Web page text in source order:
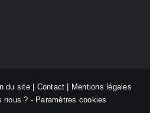
du site| Contact
Mentions légales
nous ? - Paramètres cookies